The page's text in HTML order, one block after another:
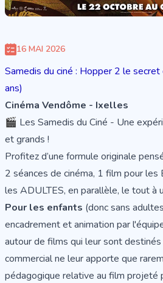
16 MAI 2026
Samedis du ciné : Hopper 2 le
ans)
Cinéma Vendôme - Ixelles
🎬 Les Samedis du Ciné - Une
et grands !
Profitez d’une formule originale
2 séances de cinéma, 1 film pour
les ADULTES, en parallèle, le tout à
Pour les enfants (donc sans
encadrement et animation par
autour de films qui leur sont
commercial ne leur apporte que
pédagogique relative au film projeté